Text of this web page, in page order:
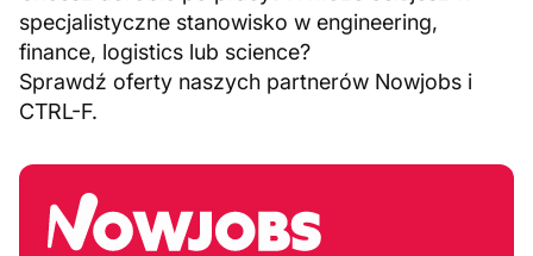
specjalistyczne stanowisko w engineering,
finance, logistics lub science?
Sprawdź oferty naszych partnerów Nowjobs i
CTRL-F.